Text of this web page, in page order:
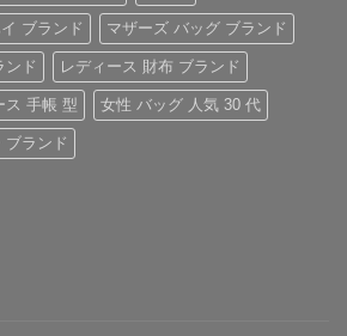
ブランド マザーズ バッグ ブランド
ンド レディース 財布 ブランド
ス 手帳 型 女性 バッグ 人気 30 代
ランド